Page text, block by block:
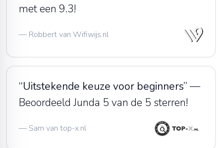
met een 9.3!
— Robbert van Wifiwijs.nl
“Uitstekende keuze voor beginners” —
Beoordeeld Junda 5 van de 5 sterren!
— Sam van top-x.nl